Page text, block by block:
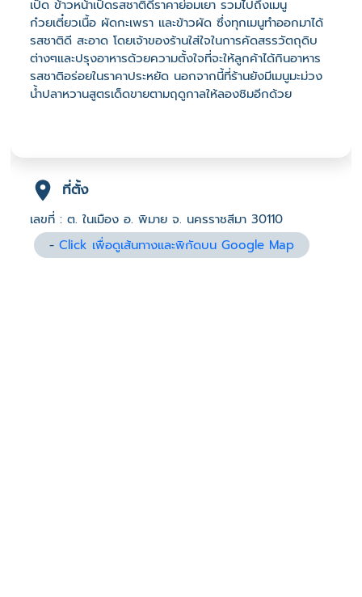
เป็ด ข้าวหน้าเป็ดรสชาติดีราคาย่อมเยา รวมไปถึงเมนู
ก๋วยเตี๋ยวเนื้อ ผัดกะเพรา และข้าวผัด ซึ่งทุกเมนูทำออกมาได้
รสชาติดี สะอาด โดยเจ้าของร้านใส่ใจในการคัดสรรวัตถุดิบ
ต่างๆและปรุงอาหารด้วยความตั้งใจที่จะให้ลูกค้าได้กินอาหาร
รสชาติอร่อยในราคาประหยัด นอกจากนี้ที่ร้านยังมีเมนูมะม่วง
น้ำปลาหวานสูตรเด็ดขายตามฤดูกาลให้ลองชิมอีกด้วย
ที่ตั้ง
เลขที่ : ต. ในเมือง อ. พิมาย จ. นครราชสีมา 30110
-Click เพื่อดูเส้นทางและพิกัดบน Google Map